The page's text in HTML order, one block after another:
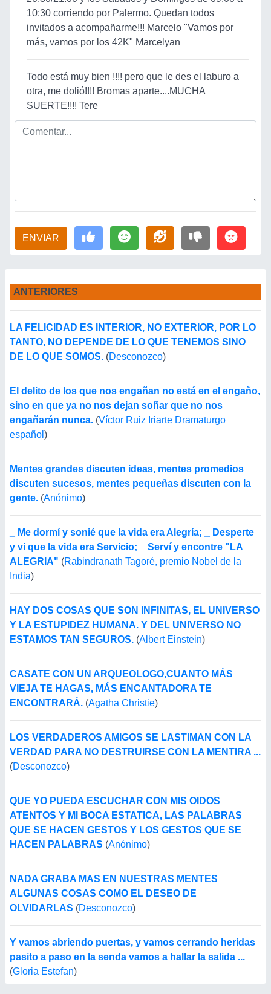
10:30 corriendo por Palermo. Quedan todos
invitados a acompañarme!!! Marcelo "Vamos por
más, vamos por los 42K" Marcelyan
Todo está muy bien !!!! pero que le des el laburo a
otra, me dolió!!!! Bromas aparte....MUCHA
SUERTE!!!! Tere
ENVIAR
ANTERIORES
LA FELICIDAD ES INTERIOR, NO EXTERIOR, POR LO
TANTO, NO DEPENDE DE LO QUE TENEMOS SINO
DE LO QUE SOMOS. (Desconozco)
El delito de los que nos engañan no está en el engaño,
sino en que ya no nos dejan soñar que no nos
engañarán nunca. (Víctor Ruiz Iriarte Dramaturgo
español )
Mentes grandes discuten ideas, mentes promedios
discuten sucesos, mentes pequeñas discuten con la
gente. (Anónimo)
_ Me dormí y sonié que la vida era Alegría; _ Desperte
y vi que la vida era Servicio; _ Serví y encontre "LA
ALEGRIA" (Rabindranath Tagoré, premio Nobel de la
India)
HAY DOS COSAS QUE SON INFINITAS, EL UNIVERSO
Y LA ESTUPIDEZ HUMANA. Y DEL UNIVERSO NO
ESTAMOS TAN SEGUROS. (Albert Einstein)
CASATE CON UN ARQUEOLOGO,CUANTO MÁS
VIEJA TE HAGAS, MÁS ENCANTADORA TE
ENCONTRARÁ. (Agatha Christie)
LOS VERDADEROS AMIGOS SE LASTIMAN CON LA
VERDAD PARA NO DESTRUIRSE CON LA MENTIRA ...
(Desconozco)
QUE YO PUEDA ESCUCHAR CON MIS OIDOS
ATENTOS Y MI BOCA ESTATICA, LAS PALABRAS
QUE SE HACEN GESTOS Y LOS GESTOS QUE SE
HACEN PALABRAS (Anónimo)
NADA GRABA MAS EN NUESTRAS MENTES
ALGUNAS COSAS COMO EL DESEO DE
OLVIDARLAS (Desconozco)
Y vamos abriendo puertas, y vamos cerrando heridas
pasito a paso en la senda vamos a hallar la salida ...
(Gloria Estefan)